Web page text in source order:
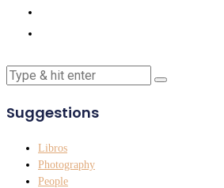
Suggestions
Libros
Photography
People